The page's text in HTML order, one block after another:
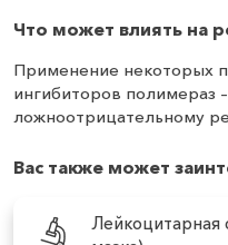
Что может влиять на
Применение некоторых
ингибиторов полимераз
ложноотрицательному
Вас также может
Лейкоцитарная